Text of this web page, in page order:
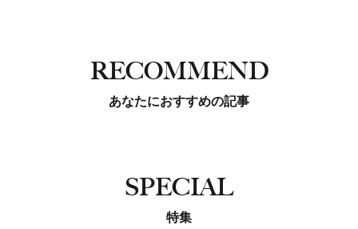
RECOMMEND
あなたにおすすめの記事
SPECIAL
特集